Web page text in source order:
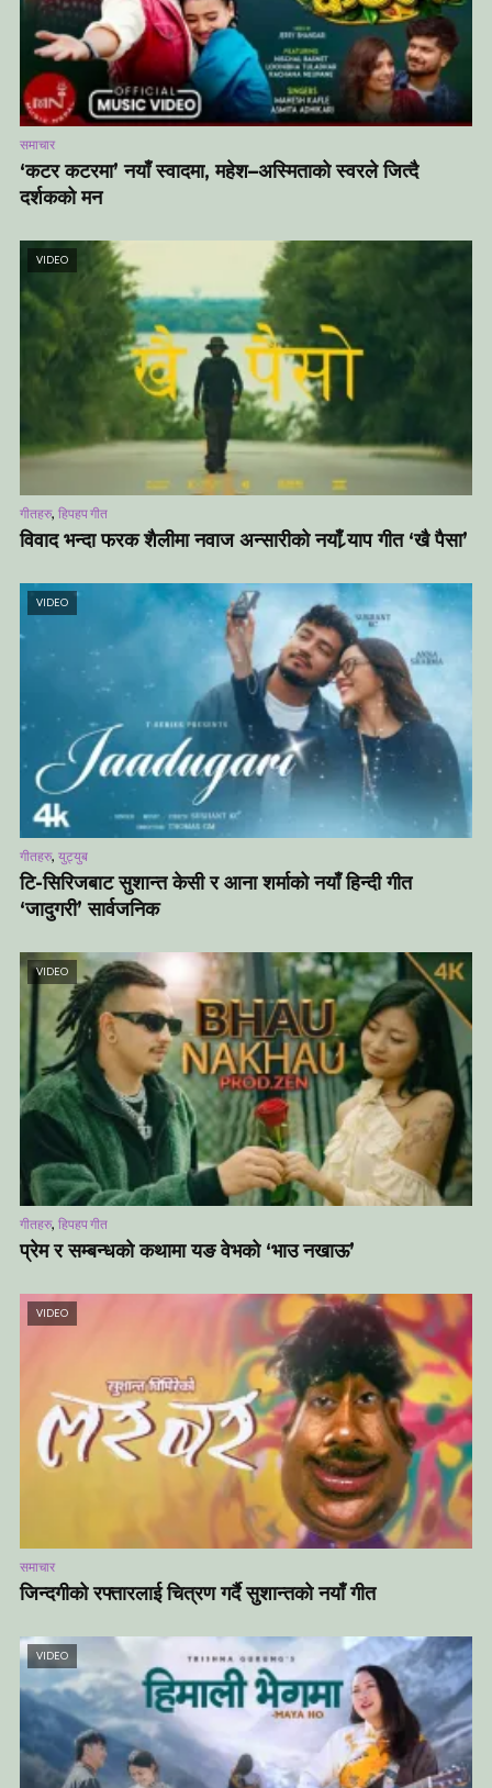
समाचार
‘कटर कटरमा’ नयाँ स्वादमा, महेश–अस्मिताको स्वरले जित्दै
दर्शकको मन
VIDEO
गीतहरु, हिपहप गीत
विवाद भन्दा फरक शैलीमा नवाज अन्सारीको नयाँ र्‍याप गीत ‘खै पैसा’
VIDEO
गीतहरु, युट्युब
टि-सिरिजबाट सुशान्त केसी र आना शर्माको नयाँ हिन्दी गीत
‘जादुगरी’ सार्वजनिक
VIDEO
गीतहरु, हिपहप गीत
प्रेम र सम्बन्धको कथामा यङ वेभको ‘भाउ नखाऊ’
VIDEO
समाचार
जिन्दगीको रफ्तारलाई चित्रण गर्दै सुशान्तको नयाँ गीत
VIDEO